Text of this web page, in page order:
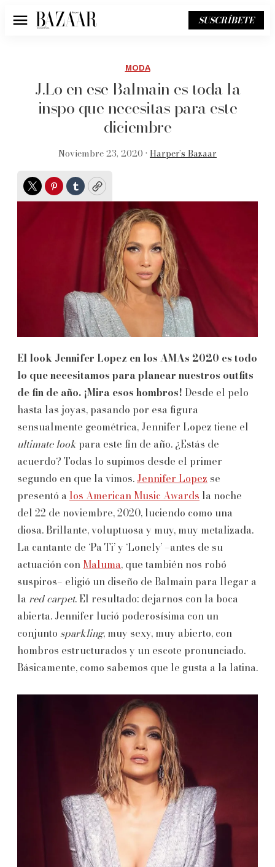
Menú SUSCRÍBETE
MODA
J.Lo en ese Balmain es toda la
inspo que necesitas para este
diciembre
Noviembre 23, 2020 • Harper’s Bazaar
TwitterPinterest
TumblrCopy
El look Jennifer Lopez en los AMAs 2020 es todo
lo que necesitamos para planear nuestros outfits
de fin de año. ¡Mira esos hombros! Desde el pelo
hasta las joyas, pasando por esa figura
sensualmente geométrica, Jennifer Lopez tiene el
ultimate look para este fin de año. ¿Estás de
acuerdo? Todas lo supimos desde el primer
segundo en que la vimos. Jennifer Lopez se
presentó a los American Music Awards la noche
del 22 de noviembre, 2020, luciendo como una
diosa. Brillante, voluptuosa y muy, muy metalizada.
La cantante de ‘Pa Ti’ y ‘Lonely’ –antes de su
actuación con Maluma, que también nos robó
suspiros– eligió un diseño de Balmain para llegar a
la red carpet. El resultado: dejarnos con la boca
abierta. Jennifer lució poderosísima con un
conjunto sparkling, muy sexy, muy abierto, con
hombros estructurados y un escote pronunciado.
Básicamente, como sabemos que le gusta a la latina.